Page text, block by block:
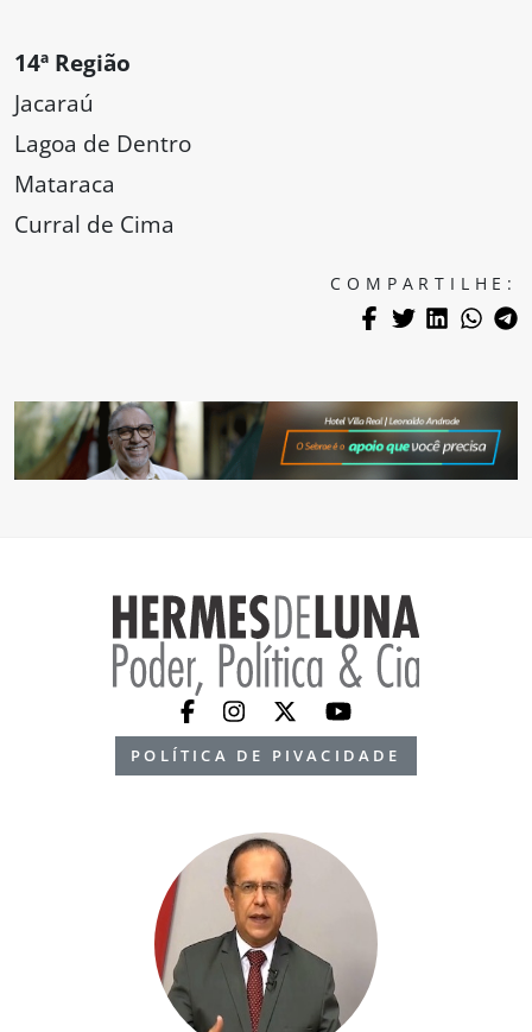
14ª Região
Jacaraú
Lagoa de Dentro
Mataraca
Curral de Cima
COMPARTILHE:
POLÍTICA DE PIVACIDADE